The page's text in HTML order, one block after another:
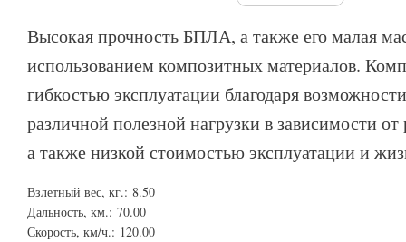
Высокая прочность БПЛА, а также его малая
использованием композитных материалов.
гибкостью эксплуатации благодаря
различной полезной нагрузки в зависимости
а также низкой стоимостью эксплуатации и
Взлетный вес, кг.: 8.50
Дальность, км.: 70.00
Скорость, км/ч.: 120.00